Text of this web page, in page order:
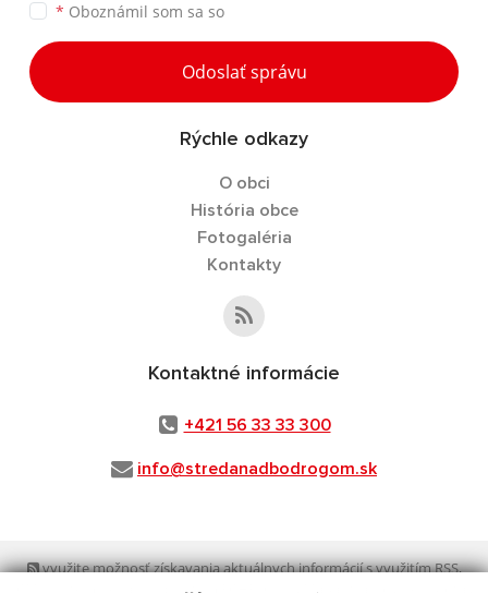
* Oboznámil som sa so
Odoslať správu
Rýchle odkazy
O obci
História obce
Fotogaléria
Kontakty
Kontaktné informácie
+421 56 33 33 300
info@stredanadbodrogom.sk
využite možnosť získavania aktuálnych informácií s využitím RSS,
CMS systém (redakčný) systém ECHELON 2,
Mapa stránok